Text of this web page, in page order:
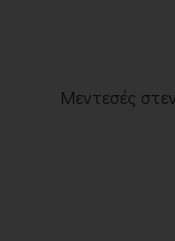
Μεντεσές